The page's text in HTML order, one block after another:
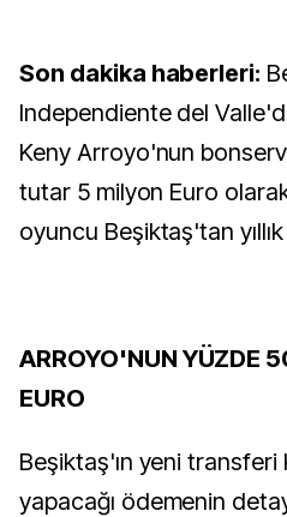
Son dakika haberleri:
Independiente del
Keny Arroyo'nun
tutar 5 milyon Euro
oyuncu Beşiktaş'tan
ARROYO'NUN YÜZDE
EURO
Beşiktaş'ın yeni
yapacağı ödemenin